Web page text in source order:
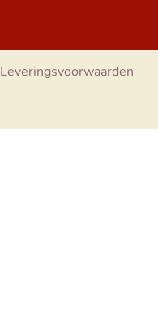
Leveringsvoorwaarden